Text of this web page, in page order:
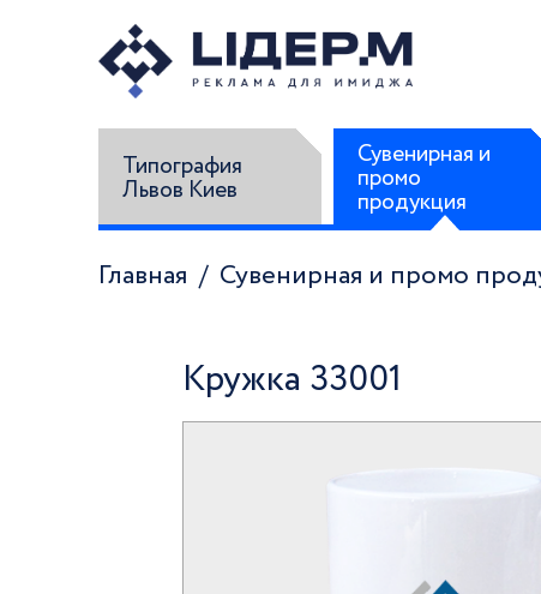
Типография
Львов Киев
Сувенирная и
промо
продукция
Главная Сувенирная и промо
Кружка 33001